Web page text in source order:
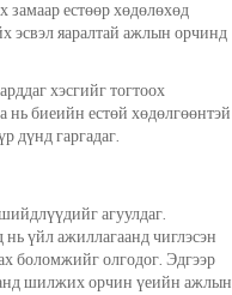
замаар естөөр хөдөлөхөд
эсвэл яаралтай ажлын орчинд
хэсгийг тогтоох
нь биеийн естөй хөдөлгөөнтэй
дүнд гаргадаг.
агуулдаг.
үйл ажиллагаанд чиглэсэн
боломжийг олгодог. Эдгээр
шилжих орчин үеийн ажлын